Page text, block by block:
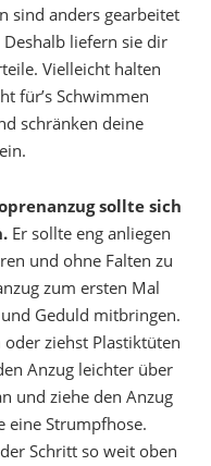
sind anders gearbeitet
liefern sie dir
Vielleicht halten
für’s Schwimmen
schränken deine
sollte sich
Er sollte eng anliegen
und ohne Falten zu
zum ersten Mal
Geduld mitbringen.
ziehst Plastiktüten
Anzug leichter über
und ziehe den Anzug
eine Strumpfhose.
Schritt so weit oben